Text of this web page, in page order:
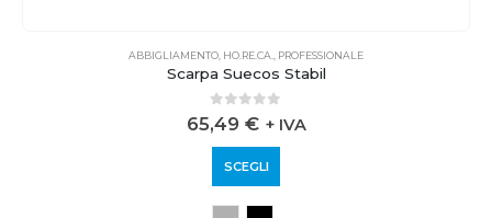
ABBIGLIAMENTO, HO.RE.CA., PROFESSIONALE
Scarpa Suecos Stabil
0out of 5
65,49 € + IVA
SCEGLI